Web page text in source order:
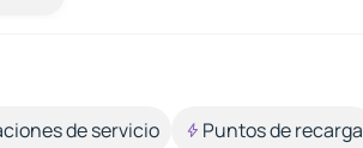
de servicio Puntos de recarga